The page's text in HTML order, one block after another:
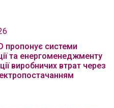
пропонує системи
та енергоменеджменту
виробничих втрат через